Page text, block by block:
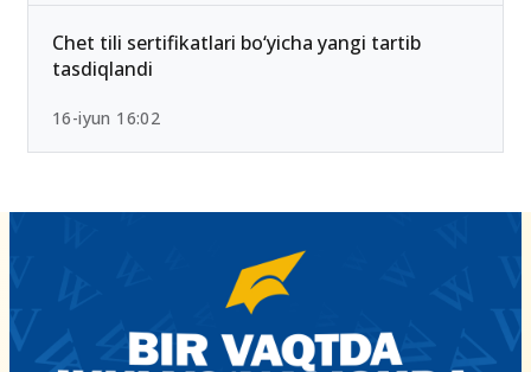
Chet tili sertifikatlari bo‘yicha yangi tartib
tasdiqlandi
16-iyun 16:02